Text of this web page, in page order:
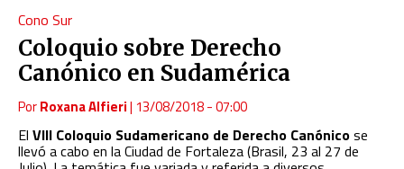
Cono Sur
Coloquio sobre Derecho
Canónico en Sudamérica
PorRoxana Alfieri| 13/08/2018 - 07:00
El VIII Coloquio Sudamericano de Derecho Canónicose
llevó a cabo en la Ciudad de Fortaleza (Brasil, 23 al 27 de